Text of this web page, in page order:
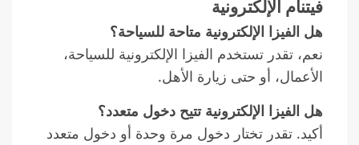
فيتنام الإلكترونية
هل الفيزا الإلكترونية متاحة للسياحة؟
نعم، تقدر تستخدم الفيزا الإلكترونية للسياحة،
الأعمال، أو حتى زيارة الأهل.
هل الفيزا الإلكترونية تتيح دخول متعدد؟
أكيد. تقدر تختار دخول مرة وحدة أو دخول متعدد